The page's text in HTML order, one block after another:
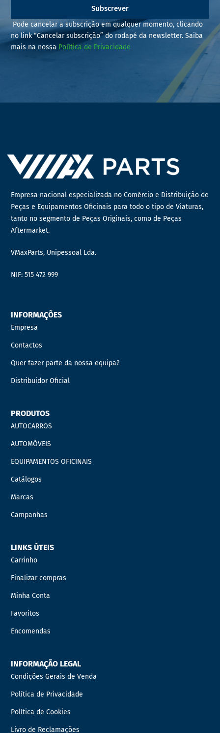
Subscrever
Pode cancelar a subscrição em qualquer momento, clicando
no link “Cancelar subscrição” do rodapé da newsletter. Saiba
mais na nossa Política de Privacidade
Empresa nacional especializada no Comércio e Distribuição de
Peças e Equipamentos Oficinais para todo o tipo de Viaturas,
tanto no segmento de Peças Originais, como de Peças
Aftermarket.
VMaxParts, Unipessoal Lda.
NIF: 515 472 999
INFORMAÇÕES
Empresa
Contactos
Quer fazer parte da nossa equipa?
Distribuidor Oficial
PRODUTOS
AUTOCARROS
AUTOMÓVEIS
EQUIPAMENTOS OFICINAIS
Catálogos
Marcas
Campanhas
LINKS ÚTEIS
Carrinho
Finalizar compras
Minha Conta
Favoritos
Encomendas
INFORMAÇÃO LEGAL
Condições Gerais de Venda
Política de Privacidade
Política de Cookies
Livro de Reclamações